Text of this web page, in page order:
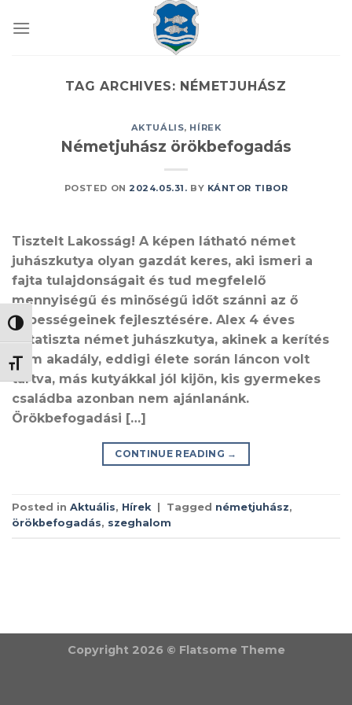
NAGY KONTRASZT VÁLTÁSA
BETŰMÉRET VÁLTÁSA
TAG ARCHIVES: NÉMETJUHÁSZ
AKTUÁLIS, HÍREK
Németjuhász örökbefogadás
POSTED ON 2024.05.31. BY KÁNTOR TIBOR
Tisztelt Lakosság! A képen látható német
juhászkutya olyan gazdát keres, aki ismeri a
fajta tulajdonságait és tud megfelelő
mennyiségű és minőségű időt szánni az ő
képességeinek fejlesztésére. Alex 4 éves
fajtatiszta német juhászkutya, akinek a kerítés
nem akadály, eddigi élete során láncon volt
tartva, más kutyákkal jól kijön, kis gyermekes
családba azonban nem ajánlanánk.
Örökbefogadási […]
CONTINUE READING →
Posted in Aktuális, Hírek Tagged németjuhász,
örökbefogadás, szeghalom
Copyright 2026 © Flatsome Theme